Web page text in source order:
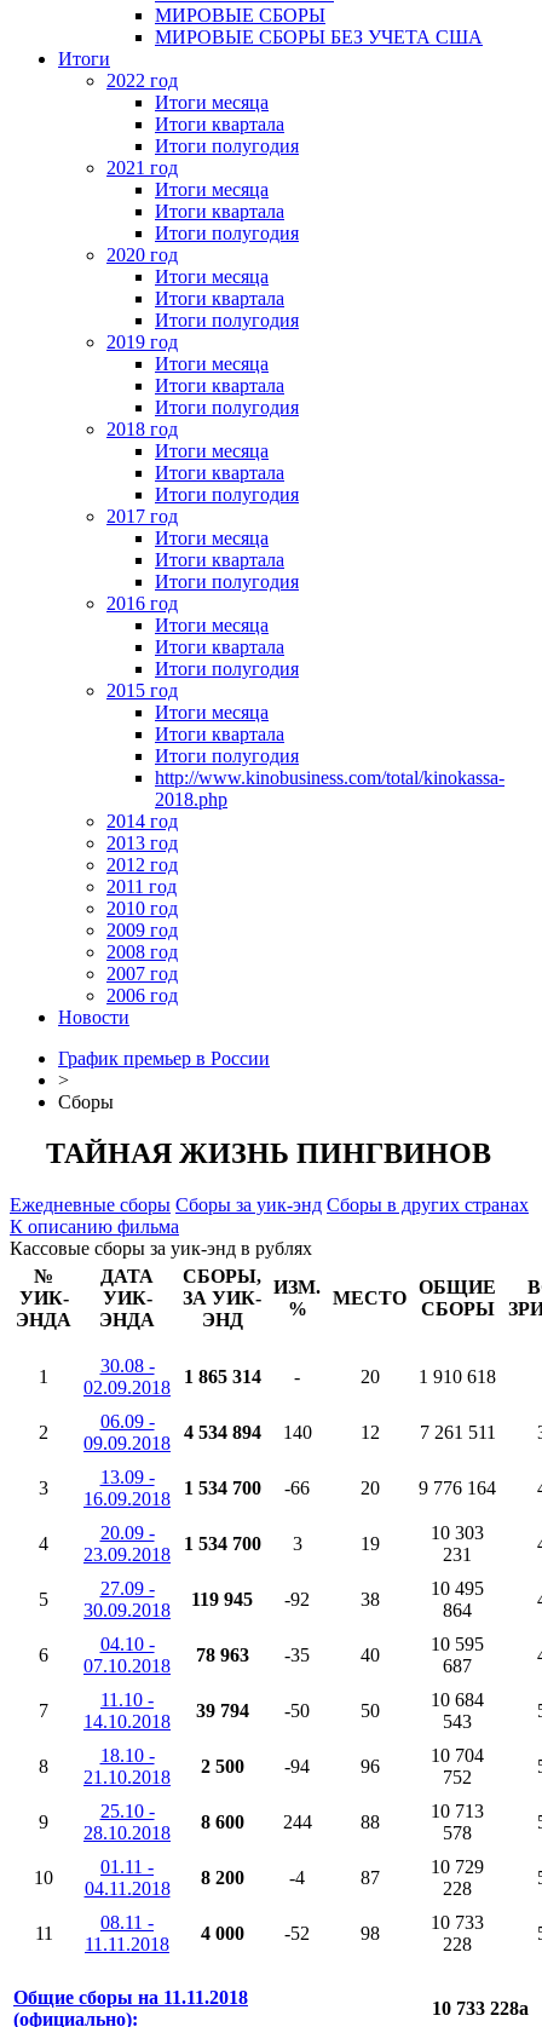
МИРОВЫЕ СБОРЫ
МИРОВЫЕ СБОРЫ БЕЗ УЧЕТА США
Итоги
2022 год
Итоги месяца
Итоги квартала
Итоги полугодия
2021 год
Итоги месяца
Итоги квартала
Итоги полугодия
2020 год
Итоги месяца
Итоги квартала
Итоги полугодия
2019 год
Итоги месяца
Итоги квартала
Итоги полугодия
2018 год
Итоги месяца
Итоги квартала
Итоги полугодия
2017 год
Итоги месяца
Итоги квартала
Итоги полугодия
2016 год
Итоги месяца
Итоги квартала
Итоги полугодия
2015 год
Итоги месяца
Итоги квартала
Итоги полугодия
http://www.kinobusiness.com/total/kinokassa-
2018.php
2014 год
2013 год
2012 год
2011 год
2010 год
2009 год
2008 год
2007 год
2006 год
Новости
График премьер в России
>
Сборы
ТАЙНАЯ ЖИЗНЬ ПИНГВИНОВ
Ежедневные сборы Сборы за уик-энд Сборы в других странах
К описанию фильма
Кассовые сборы за уик-энд в рублях
№
УИК-
ЭНДА
ДАТА
УИК-
ЭНДА
СБОРЫ,
ЗА УИК-
ЭНД
ИЗМ.
%
МЕСТО
ОБЩИЕ
СБОРЫ
1
30.08 -
02.09.2018
1 865 314 - 20 1 910 618
2
06.09 -
09.09.2018
4 534 894 140 12 7 261 511
3
13.09 -
16.09.2018
1 534 700 -66 20 9 776 164
4
20.09 -
23.09.2018
1 534 700 3 19
10 303
231
5
27.09 -
30.09.2018
119 945 -92 38
10 495
864
6
04.10 -
07.10.2018
78 963 -35 40
10 595
687
7
11.10 -
14.10.2018
39 794 -50 50
10 684
543
8
18.10 -
21.10.2018
2 500 -94 96
10 704
752
9
25.10 -
28.10.2018
8 600 244 88
10 713
578
10
01.11 -
04.11.2018
8 200 -4 87
10 729
228
11
08.11 -
11.11.2018
4 000 -52 98
10 733
228
Общие сборы на 11.11.2018
(официально):
10 733 228a